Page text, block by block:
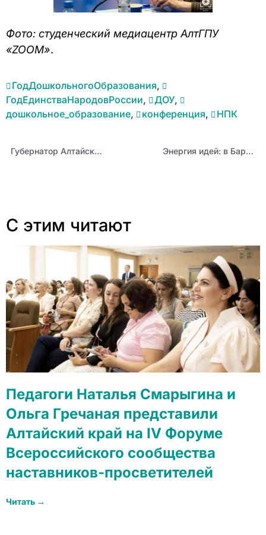
Фото: студенческий медиацентр АлтГПУ
«ZOOM».
ГодДошкольногоОбразования,
ГодЕдинстваНародовРоссии, ДОУ,
дошкольное_образование, конференция, НПК
Губернатор Алтайского края Виктор Томенко вручил премии имени Степана Титова сельским учителям-просветителям Энергия идей: в Барнауле прошел интенсив для молодых учителей
С этим читают
Педагоги Наталья Смарыгина и
Ольга Гречаная представили
Алтайский край на IV Форуме
Всероссийского сообщества
наставников-просветителей
Читать →